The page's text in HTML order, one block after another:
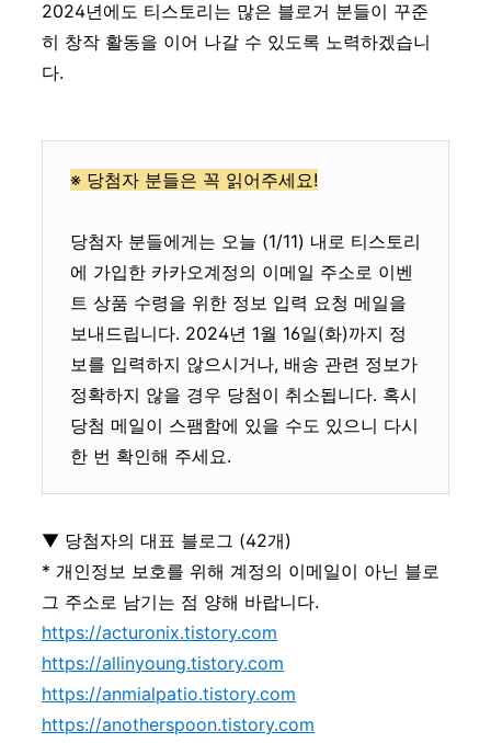
2024년에도 티스토리는 많은 블로거 분들이 꾸준
히 창작 활동을 이어 나갈 수 있도록 노력하겠습니
다.
※ 당첨자 분들은 꼭 읽어주세요!
당첨자 분들에게는 오늘 (1/11) 내로 티스토리
에 가입한 카카오계정의 이메일 주소로 이벤
트 상품 수령을 위한 정보 입력 요청 메일을
보내드립니다. 2024년 1월 16일(화)까지 정
보를 입력하지 않으시거나, 배송 관련 정보가
정확하지 않을 경우 당첨이 취소됩니다. 혹시
당첨 메일이 스팸함에 있을 수도 있으니 다시
한 번 확인해 주세요.
▼ 당첨자의 대표 블로그 (42개)
* 개인정보 보호를 위해 계정의 이메일이 아닌 블로
그 주소로 남기는 점 양해 바랍니다.
https://acturonix.tistory.com
https://allinyoung.tistory.com
https://anmialpatio.tistory.com
https://anotherspoon.tistory.com